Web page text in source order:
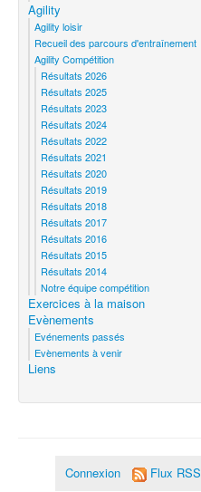
Agility
Agility loisir
Recueil des parcours d'entraînement
Agility Compétition
Résultats 2026
Résultats 2025
Résultats 2023
Résultats 2024
Résultats 2022
Résultats 2021
Résultats 2020
Résultats 2019
Résultats 2018
Résultats 2017
Résultats 2016
Résultats 2015
Résultats 2014
Notre équipe compétition
Exercices à la maison
Evènements
Evénements passés
Evènements à venir
Liens
Connexion Flux RSS